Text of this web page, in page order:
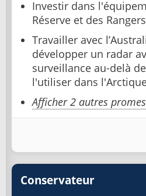
Investir dans
Réserve et des
Travailler avec
développer un radar
surveillance au-delà
l'utiliser dans
Afficher 2 autres
Conservateur